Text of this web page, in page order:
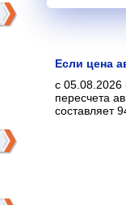
Если цена
с 05.08.2026
пересчета
составляет